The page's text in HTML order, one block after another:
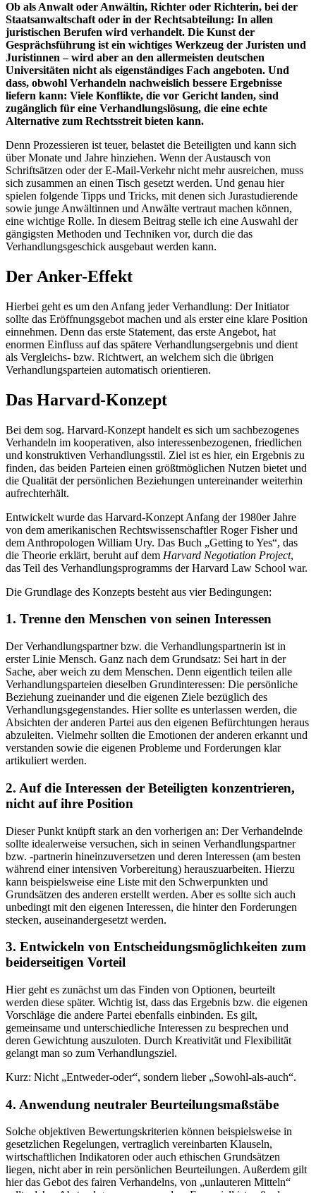
Ob als Anwalt oder Anwältin, Richter oder Richterin, bei der
Staatsanwaltschaft oder in der Rechtsabteilung: In allen
juristischen Berufen wird verhandelt. Die Kunst der
Gesprächsführung ist ein wichtiges Werkzeug der Juristen und
Juristinnen – wird aber an den allermeisten deutschen
Universitäten nicht als eigenständiges Fach angeboten. Und
dass, obwohl Verhandeln nachweislich bessere Ergebnisse
liefern kann: Viele Konflikte, die vor Gericht landen, sind
zugänglich für eine Verhandlungslösung, die eine echte
Alternative zum Rechtsstreit bieten kann.
Denn Prozessieren ist teuer, belastet die Beteiligten und kann sich
über Monate und Jahre hinziehen. Wenn der Austausch von
Schriftsätzen oder der E-Mail-Verkehr nicht mehr ausreichen, muss
sich zusammen an einen Tisch gesetzt werden. Und genau hier
spielen folgende Tipps und Tricks, mit denen sich Jurastudierende
sowie junge Anwältinnen und Anwälte vertraut machen können,
eine wichtige Rolle. In diesem Beitrag stelle ich eine Auswahl der
gängigsten Methoden und Techniken vor, durch die das
Verhandlungsgeschick ausgebaut werden kann.
Der Anker-Effekt
Hierbei geht es um den Anfang jeder Verhandlung: Der Initiator
sollte das Eröffnungsgebot machen und als erster eine klare Position
einnehmen. Denn das erste Statement, das erste Angebot, hat
enormen Einfluss auf das spätere Verhandlungsergebnis und dient
als Vergleichs- bzw. Richtwert, an welchem sich die übrigen
Verhandlungsparteien automatisch orientieren.
Das Harvard-Konzept
Bei dem sog. Harvard-Konzept handelt es sich um sachbezogenes
Verhandeln im kooperativen, also interessenbezogenen, friedlichen
und konstruktiven Verhandlungsstil. Ziel ist es hier, ein Ergebnis zu
finden, das beiden Parteien einen größtmöglichen Nutzen bietet und
die Qualität der persönlichen Beziehungen untereinander weiterhin
aufrechterhält.
Entwickelt wurde das Harvard-Konzept Anfang der 1980er Jahre
von dem amerikanischen Rechtswissenschaftler Roger Fisher und
dem Anthropologen William Ury. Das Buch „Getting to Yes“, das
die Theorie erklärt, beruht auf dem Harvard Negotiation Project,
das Teil des Verhandlungsprogramms der Harvard Law School war.
Die Grundlage des Konzepts besteht aus vier Bedingungen:
1. Trenne den Menschen von seinen Interessen
Der Verhandlungspartner bzw. die Verhandlungspartnerin ist in
erster Linie Mensch. Ganz nach dem Grundsatz: Sei hart in der
Sache, aber weich zu dem Menschen. Denn eigentlich teilen alle
Verhandlungsparteien dieselben Grundinteressen: Die persönliche
Beziehung zueinander und die eigenen Ziele bezüglich des
Verhandlungsgegenstandes. Hier sollte es unterlassen werden, die
Absichten der anderen Partei aus den eigenen Befürchtungen heraus
abzuleiten. Vielmehr sollten die Emotionen der anderen erkannt und
verstanden sowie die eigenen Probleme und Forderungen klar
artikuliert werden.
2. Auf die Interessen der Beteiligten konzentrieren,
nicht auf ihre Position
Dieser Punkt knüpft stark an den vorherigen an: Der Verhandelnde
sollte idealerweise versuchen, sich in seinen Verhandlungspartner
bzw. -partnerin hineinzuversetzen und deren Interessen (am besten
während einer intensiven Vorbereitung) herauszuarbeiten. Hierzu
kann beispielsweise eine Liste mit den Schwerpunkten und
Grundsätzen des anderen erstellt werden. Aber es sollte sich auch
unbedingt mit den eigenen Interessen, die hinter den Forderungen
stecken, auseinandergesetzt werden.
3. Entwickeln von Entscheidungsmöglichkeiten zum
beiderseitigen Vorteil
Hier geht es zunächst um das Finden von Optionen, beurteilt
werden diese später. Wichtig ist, dass das Ergebnis bzw. die eigenen
Vorschläge die andere Partei ebenfalls einbinden. Es gilt,
gemeinsame und unterschiedliche Interessen zu besprechen und
deren Gewichtung auszuloten. Durch Kreativität und Flexibilität
gelangt man so zum Verhandlungsziel.
Kurz: Nicht „Entweder-oder“, sondern lieber „Sowohl-als-auch“.
4. Anwendung neutraler Beurteilungsmaßstäbe
Solche objektiven Bewertungskriterien können beispielsweise in
gesetzlichen Regelungen, vertraglich vereinbarten Klauseln,
wirtschaftlichen Indikatoren oder auch ethischen Grundsätzen
liegen, nicht aber in rein persönlichen Beurteilungen. Außerdem gilt
hier das Gebot des fairen Verhandelns, von „unlauteren Mitteln“